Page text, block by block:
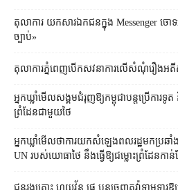
តុលាការ​​ យកសារឯកជនក្នុង Messenger ចោទ
ច្បាប់»
តុលាការ​ភ្នំពេញ​​បើកសវនាការ​លើ​សំណុំរឿង​​អតី
អ្នកឃ្លាំមើល​សង្គម​ជំរុញ​ឱ្យ​កម្ពុជា​បន្ត​ប្រើ​ការទូ
ព្រំដែន​ជាមួយ​ថៃ
អ្នកឃ្លាំមើល​ថា​ការ​យក​សំឡេង​ពលរដ្ឋ​មក​ប្រឆ
UN របស់​យោធា​ថៃ នឹង​ធ្វើ​ឱ្យ​ជម្លោះព្រំដែន​កាន់ត
ជនរងគ្រោះ ហួយវ័ន ផេ បន្ត​ចេញ​តវ៉ា​ទាមទ